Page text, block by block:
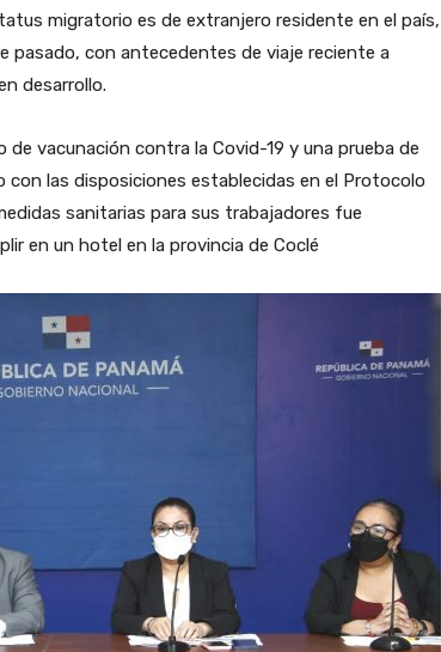
migratorio es de extranjero residente en el país,
pasado, con antecedentes de viaje reciente a
desarrollo.
vacunación contra la Covid-19 y una prueba de
las disposiciones establecidas en el Protocolo
sanitarias para sus trabajadores fue
en un hotel en la provincia de Coclé